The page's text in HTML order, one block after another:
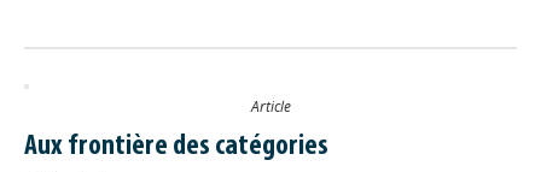
Article
Aux frontière des catégories